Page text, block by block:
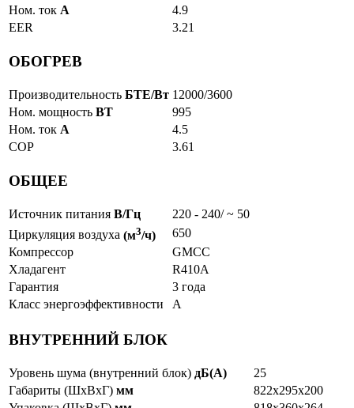
Ном. ток А
4.9
EER
3.21
ОБОГРЕВ
Производительность БТЕ/Вт 12000/3600
Ном. мощность ВТ
995
Ном. ток А
4.5
COP
3.61
ОБЩЕЕ
Источник питания В/Гц
220 - 240/ ~ 50
Циркуляция воздуха (м3/ч)
650
Компрессор
GMCC
Хладагент
R410A
Гарантия
3 года
Класс энергоэффективности
A
ВНУТРЕННИЙ БЛОК
Уровень шума (внутренний блок) дБ(А)
25
Габариты (ШxВxГ) мм
822х295х200